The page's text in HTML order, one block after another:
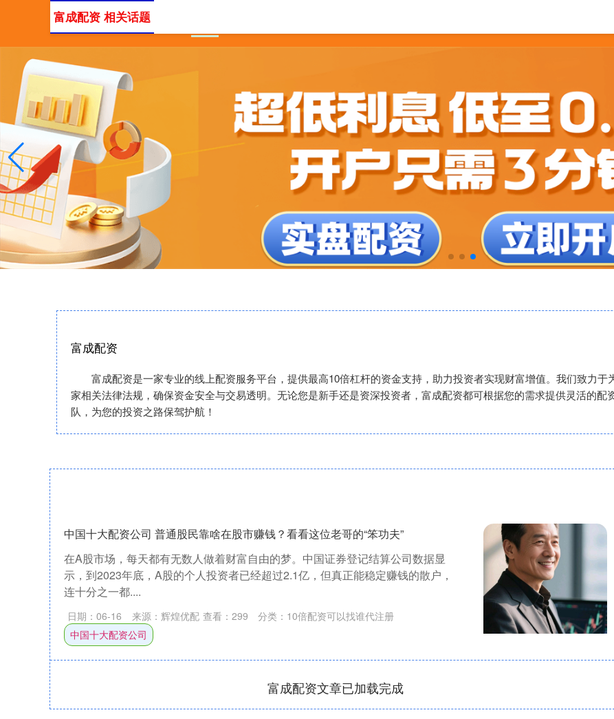
富成配资
富成配资是一家专业的线上配资服务平台，提供最高10倍杠杆的资金支持，助力投资者实现财富增值。我们致力
家相关法律法规，确保资金安全与交易透明。无论您是新手还是资深投资者，富成配资都可根据您的需求提供灵活的
队，为您的投资之路保驾护航！
富成配资 相关话题
中国十大配资公司 普通股民靠啥在股市赚钱？看看这位老哥的“笨功夫”
在A股市场，每天都有无数人做着财富自由的梦。中国证券登记结算公司数据显
示，到2023年底，A股的个人投资者已经超过2.1亿，但真正能稳定赚钱的散户，
连十分之一都....
日期：06-16 来源：辉煌优配 查看： 299 分类： 10倍配资可以找谁代注册
中国十大配资公司
富成配资文章已加载完成